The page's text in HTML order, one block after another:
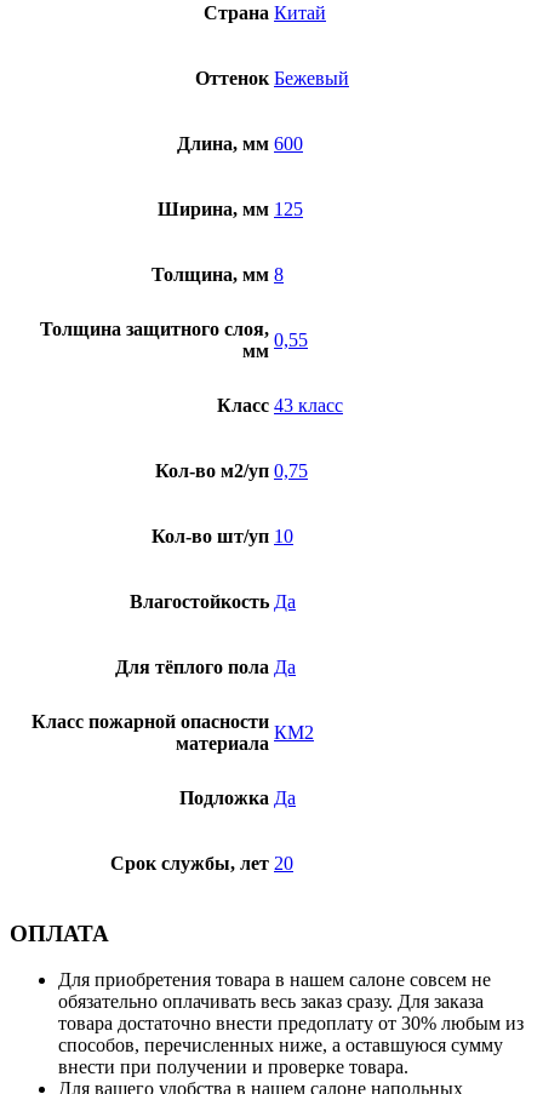
Страна Китай
Оттенок Бежевый
Длина, мм 600
Ширина, мм 125
Толщина, мм 8
Толщина защитного слоя,
мм
0,55
Класс 43 класс
Кол-во м2/уп 0,75
Кол-во шт/уп 10
Влагостойкость Да
Для тёплого пола Да
Класс пожарной опасности
материала
КМ2
Подложка Да
Срок службы, лет 20
ОПЛАТА
Для приобретения товара в нашем салоне совсем не
обязательно оплачивать весь заказ сразу. Для заказа
товара достаточно внести предоплату от 30% любым из
способов, перечисленных ниже, а оставшуюся сумму
внести при получении и проверке товара.
Для вашего удобства в нашем салоне напольных